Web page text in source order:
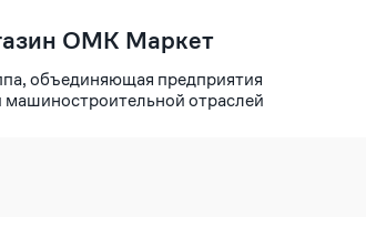
ОМК Маркет
объединяющая предприятия
машиностроительной отраслей